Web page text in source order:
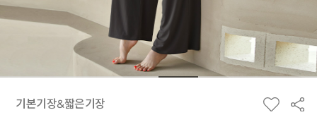
기본기장&짧은기장